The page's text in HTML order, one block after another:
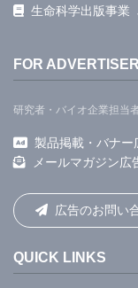
生命科学出版事業
FOR
研究者・バイオ企業担当
製品掲載・バナー
メールマガジン広
広告のお問い
QUICK LINKS